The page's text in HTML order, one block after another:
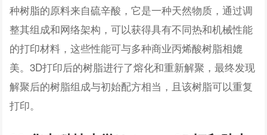
种树脂的原料来自硫辛酸，它是一种天然物质，通过调
整其组成和网络架构，可以获得具有不同热和机械性能
的打印材料，这些性能可与多种商业丙烯酸树脂相媲
美。3D打印后的树脂进行了熔化和重新解聚，最终发现
解聚后的树脂组成与初始配方相当，且该树脂可以重复
打印。